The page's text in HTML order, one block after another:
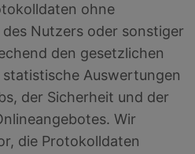
ohne
Nutzers oder sonstiger
den gesetzlichen
Auswertungen
der Sicherheit und der
Wir
die Protokolldaten